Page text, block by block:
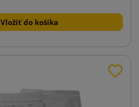
Vložiť do košíka